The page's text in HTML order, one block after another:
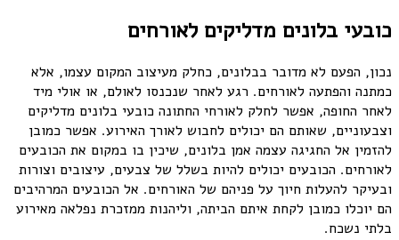
כובעי בלונים מדליקים לאורחים
נכון, הפעם לא מדובר בבלונים, כחלק מעיצוב המקום עצמו, אלא
כמתנה והפתעה לאורחים. רגע לאחר שנכנסו לאולם, או אולי מיד
לאחר החופה, אפשר לחלק לאורחי החתונה כובעי בלונים מדליקים
וצבעוניים, שאותם הם יכולים לחבוש לאורך האירוע. אפשר כמובן
להזמין אל החגיגה עצמה אמן בלונים, שיכין בו במקום את הכובעים
לאורחים. הכובעים יכולים להיות בשלל של צבעים, עיצובים וצורות
ובעיקר להעלות חיוך על פניהם של האורחים. אל הכובעים המרהיבים
הם יוכלו כמובן לקחת איתם הביתה, וליהנות ממזכרת נפלאה מאירוע
בלתי נשכח.